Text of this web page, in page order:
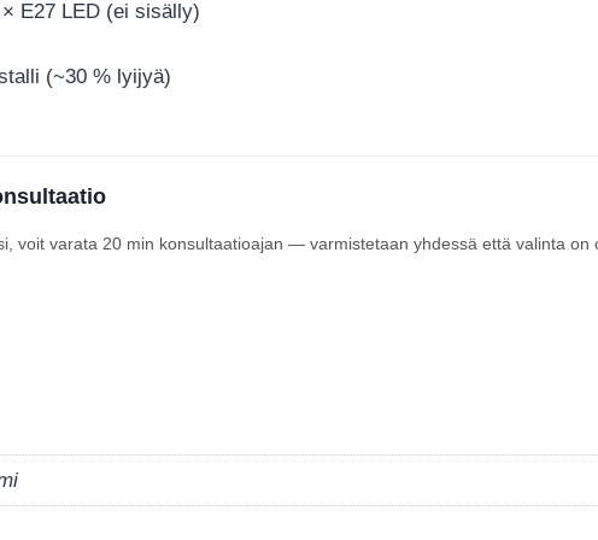
E27 LED (ei sisälly)
(~30 % lyijyä)
voit varata 20 min konsultaatioajan — varmistetaan yhdessä että valinta on